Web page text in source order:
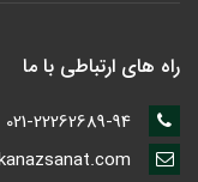
راه های ارتباطی با ما